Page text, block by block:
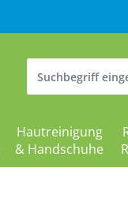
Hautreinigung
& Handschuhe